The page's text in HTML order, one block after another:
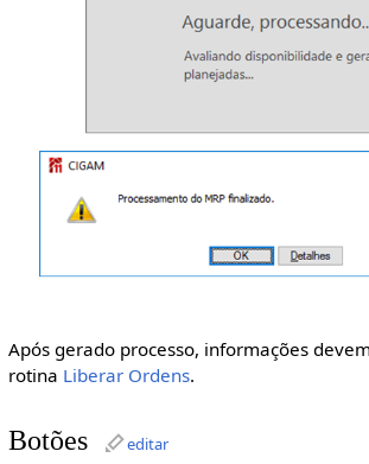
Após gerado processo, informações
rotina Liberar Ordens.
Botões editar